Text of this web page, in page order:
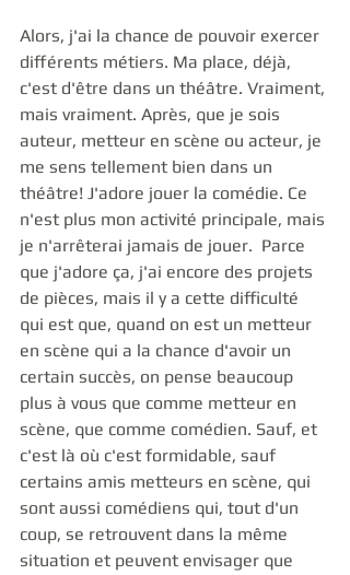
Alors, j'ai la chance de pouvoir exercer
différents métiers. Ma place, déjà,
c'est d'être dans un théâtre. Vraiment,
mais vraiment. Après, que je sois
auteur, metteur en scène ou acteur, je
me sens tellement bien dans un
théâtre! J'adore jouer la comédie. Ce
n'est plus mon activité principale, mais
je n'arrêterai jamais de jouer.  Parce
que j'adore ça, j'ai encore des projets
de pièces, mais il y a cette difficulté
qui est que, quand on est un metteur
en scène qui a la chance d'avoir un
certain succès, on pense beaucoup
plus à vous que comme metteur en
scène, que comme comédien. Sauf, et
c'est là où c'est formidable, sauf
certains amis metteurs en scène, qui
sont aussi comédiens qui, tout d'un
coup, se retrouvent dans la même
situation et peuvent envisager que